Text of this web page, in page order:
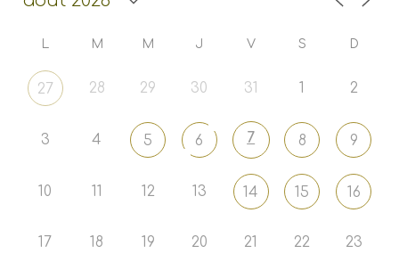
L M M J V S D
27 28 29 30 31 1 2
3 4 5 6 7 8 9
10 11 12 13 14 15 16
17 18 19 20 21 22 23